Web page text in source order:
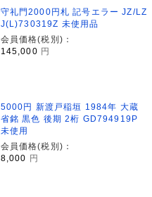
守礼門2000円札 記号エラー JZ/LZ
J(L)730319Z 未使用品
会員価格(税別)：
145,000 円
5000円 新渡戸稲垣 1984年 大蔵
省銘 黒色 後期 2桁 GD794919P
未使用
会員価格(税別)：
8,000 円